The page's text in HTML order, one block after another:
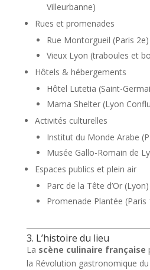
Villeurbanne)
Rues et promenades
Rue Montorgueil (Paris 2e)
Vieux Lyon (traboules et
Hôtels & hébergements
Hôtel Lutetia (Saint-
Mama Shelter (Lyon
Activités culturelles
Institut du Monde Arabe
Musée Gallo-Romain de
Espaces publics et plein air
Parc de la Tête d’Or (Lyon)
Promenade Plantée (Paris
3. L’histoire du lieu
La scène culinaire française
la Révolution gastronomique du